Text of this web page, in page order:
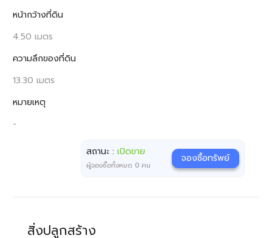
หน้ากว้างที่ดิน
4.50 เมตร
ความลึกของที่ดิน
13.30 เมตร
หมายเหตุ
-
สถานะ :เปิดขาย
ผู้จองซื้อทั้งหมด 0 คน
จองซื้อทรัพย์
สิ่งปลูกสร้าง